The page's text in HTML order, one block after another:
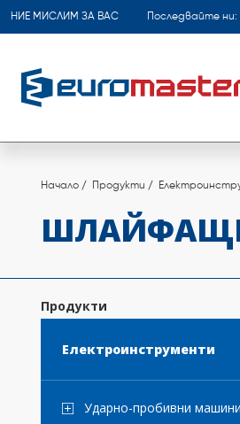
НИЕ МИСЛИМ ЗА ВАС Последвайте ни:
Начало Продукти
Продукти
Електроинструменти
Ударно-пробивни машини